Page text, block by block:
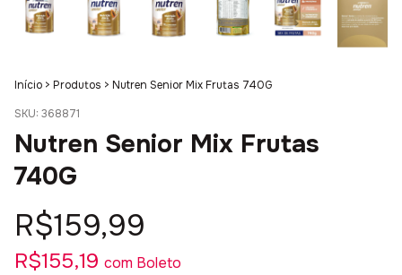
Início > Produtos > Nutren Senior Mix Frutas 740G
SKU: 368871
Nutren Senior Mix Frutas
740G
R$159,99
R$155,19 com Boleto